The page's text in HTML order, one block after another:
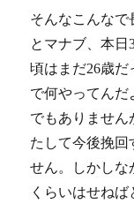
そんなこんなで
とマナブ、本日
頃はまだ26歳だ
で何やってんだ
でもありません
たして今後挽回
せん。しかしな
くらいはせねば